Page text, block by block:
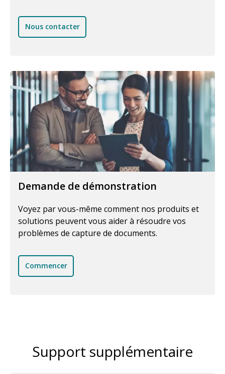
Nous contacter
Demande de démonstration
Voyez par vous-même comment nos produits et
solutions peuvent vous aider à résoudre vos
problèmes de capture de documents.
Commencer
Support supplémentaire